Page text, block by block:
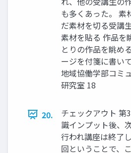
も多くあった。 素
だ素材を切る受講
素材を貼る 作品を
とりの作品を眺め
ージを付箋に書い
地域協働学部コミ
研究室 18
20.
チェックアウト 第
識インプット後、
行われ講座は終了
回ということで、